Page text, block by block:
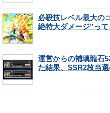
必殺技レベル最大の
絶特大ダメージ”っ
運営からの補填龍石
た結果、SSR2枚当